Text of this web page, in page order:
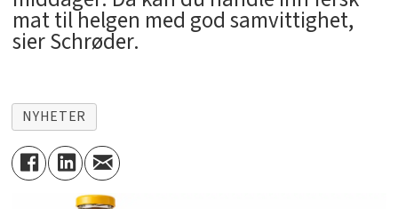
mat til helgen med god samvittighet,
sier Schrøder.
NYHETER